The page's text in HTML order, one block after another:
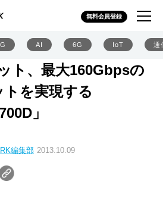
無料会員登録
AI 6G IoT 通
ト、最大160Gbpsの
を実現する
」
編集部 2013.10.09